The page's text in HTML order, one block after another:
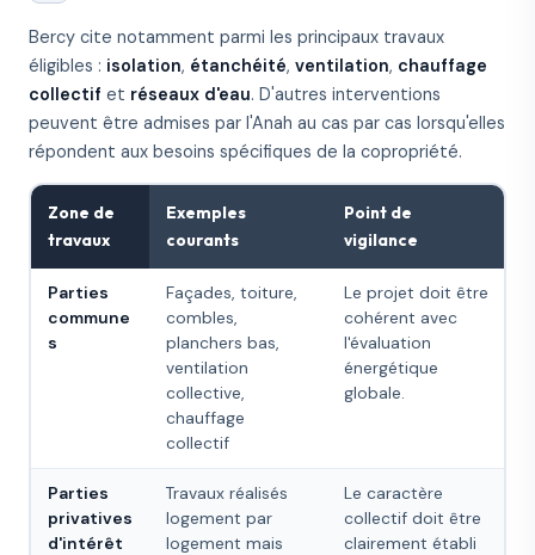
Bercy cite notamment parmi les principaux travaux
éligibles : isolation, étanchéité, ventilation, chauffage
collectif et réseaux d'eau. D'autres interventions
peuvent être admises par l'Anah au cas par cas lorsqu'elles
répondent aux besoins spécifiques de la copropriété.
Zone de
travaux
Exemples
courants
Point de
vigilance
Parties
commune
s
Façades, toiture,
combles,
planchers bas,
ventilation
collective,
chauffage
collectif
Le projet doit être
cohérent avec
l'évaluation
énergétique
globale.
Parties
privatives
d'intérêt
Travaux réalisés
logement par
logement mais
Le caractère
collectif doit être
clairement établi